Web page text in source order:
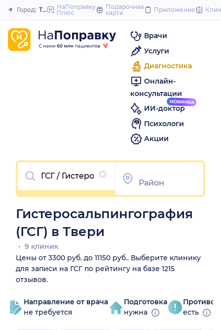
to
Закрыть
Город: ТверьНаПоправку
Плюс
Подарочная
карта
Приложение
Врачи
Услуги
Диагностика
Онлайн-
консультации
ИИ-доктор
Психологи
Акции
Очистить
Гистеросальпингография
(ГСГ) в Твери
9 клиник
Цены от 3300 руб. до 11150 руб.. Выберите клинику
для записи на ГСГ по рейтингу на базе 1215
отзывов.
Направление от врача
не требуется
Подготовка
нужна
есть